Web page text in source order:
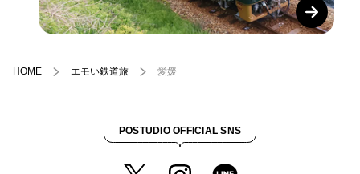
HOME エモい鉄道旅 愛媛
POSTUDIO OFFICIAL SNS